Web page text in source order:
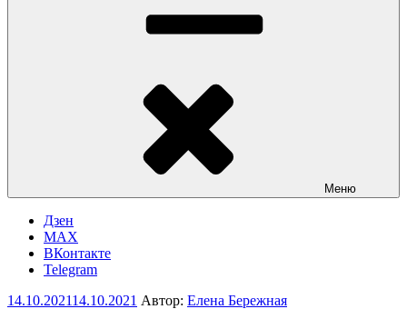
Меню
Дзен
MAX
ВКонтакте
Telegram
Опубликовано
14.10.202114.10.2021 Автор: Елена Бережная